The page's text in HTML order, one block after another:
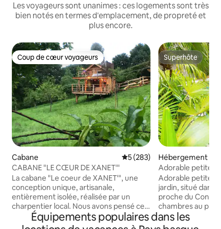
Les voyageurs sont unanimes : ces logements sont très
bien notés en termes d'emplacement, de propreté et
plus encore.
Coup de cœur voyageurs
Coup de cœur voyageurs
Cabane Évaluation moyenne sur la
5 (283)
CABANE "LE CŒUR DE XANET'"
La cabane "Le coeur de XANET'", une
conception unique, artisanale,
entièrement isolée, réalisée par un
charpentier local. Nous avons pensé ce
bien pour vous offrir une parenthèse, un
moment hors du temps. Le bois offre
Superhôte
Superhôte
Hébergement
Adorable petite
jardin
Adorable petite
jardin, situé dans un quartier résidentiel
proche du
chambres au
cuisine, sdb et
extérieur sans vis
Équipements populaires dans les